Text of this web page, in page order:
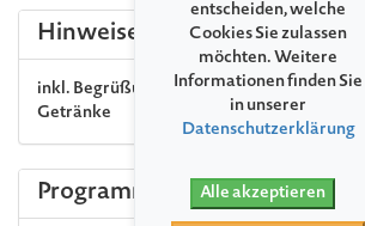
Hinweise
inkl. Begrüßungsgetränk & Mittagessen,
Getränke
Programm
entscheiden, welche
Cookies Sie zulassen
möchten. Weitere
Informationen finden Sie
in unserer
Datenschutzerklärung
Alle akzeptieren